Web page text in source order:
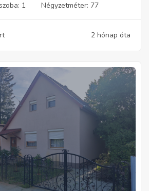
1 Négyzetméter: 77
2 hónap óta